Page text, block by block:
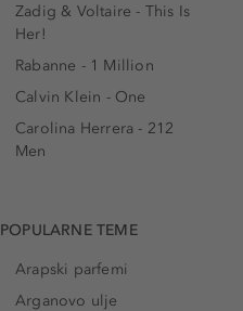
Zadig & Voltaire - This Is
Her!
Rabanne - 1 Million
Calvin Klein - One
Carolina Herrera - 212
Men
POPULARNE TEME
Arapski parfemi
Arganovo ulje